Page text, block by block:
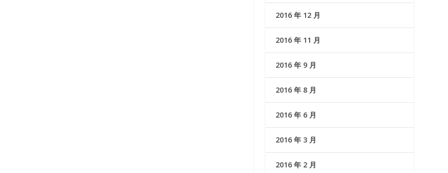
2016 年 12 月
2016 年 11 月
2016 年 9 月
2016 年 8 月
2016 年 6 月
2016 年 3 月
2016 年 2 月